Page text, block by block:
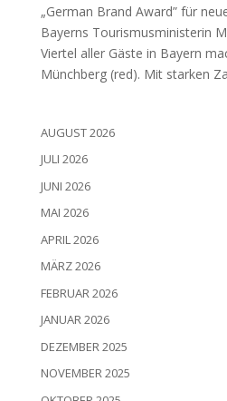
„Ger­man Brand Award” für
Bay­erns Tou­ris­mus­mi­nis­te­rin
Vier­tel aller Gäs­te in Bay­ern
Münch­berg (red). Mit star­ken
AUGUST 2026
JULI 2026
JUNI 2026
MAI 2026
APRIL 2026
MÄRZ 2026
FEBRUAR 2026
JANUAR 2026
DEZEMBER 2025
NOVEMBER 2025